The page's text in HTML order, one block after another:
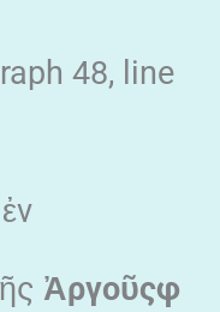
48, line
Ἀργοῦςφ